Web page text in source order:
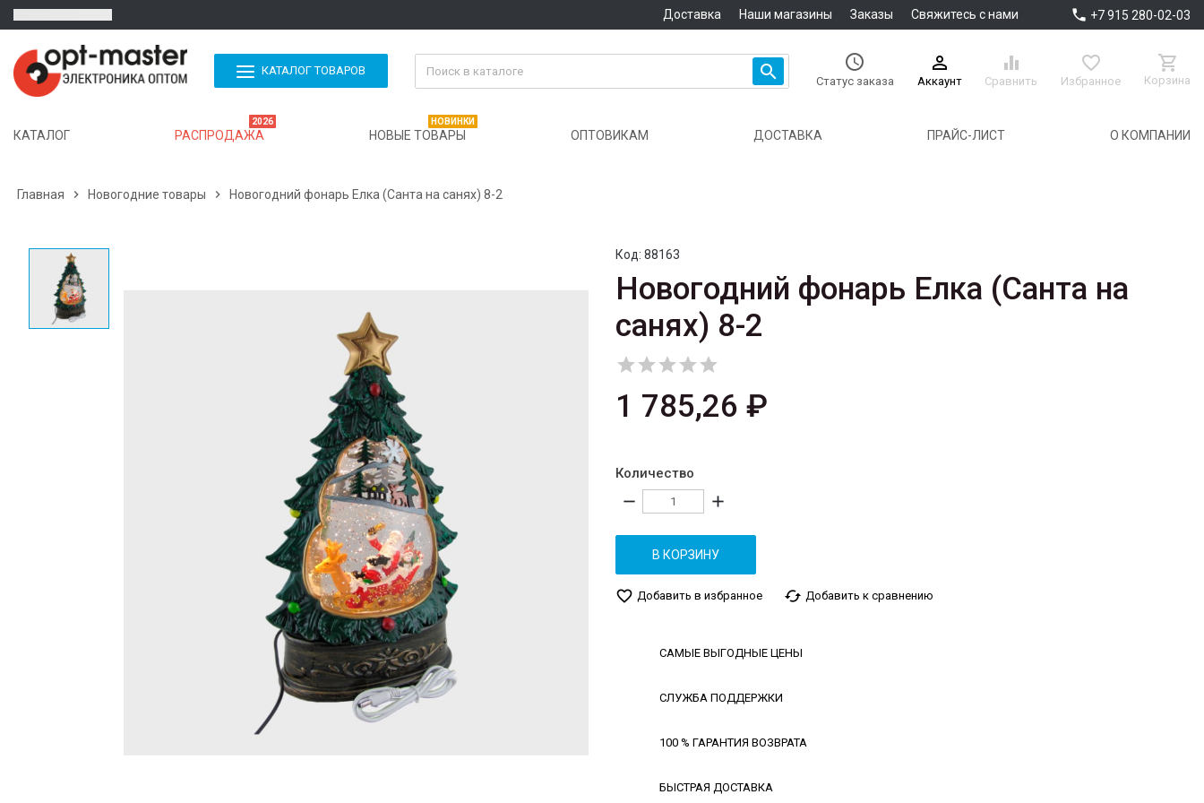
Доставка Наши магазины Заказы Свяжитесь с нами  +7 915 280-02-03
КАТАЛОГ ТОВАРОВ  
Статус заказа

Аккаунт

Сравнить

Избранное

Корзина
КАТАЛОГ РАСПРОДАЖА
2026
НОВЫЕ ТОВАРЫ
НОВИНКИ
ОПТОВИКАМ ДОСТАВКА ПРАЙС-ЛИСТ О КОМПАНИИ
Главная  Новогодние товары  Новогодний фонарь Елка (Санта на санях) 8-2
Код: 88163
Новогодний фонарь Елка (Санта на
санях) 8-2

1 785,26 ₽
Количество
remove add
В КОРЗИНУ
favorite_border Добавить в избранное cached Добавить к сравнению
САМЫЕ ВЫГОДНЫЕ ЦЕНЫ
СЛУЖБА ПОДДЕРЖКИ
100 % ГАРАНТИЯ ВОЗВРАТА
БЫСТРАЯ ДОСТАВКА